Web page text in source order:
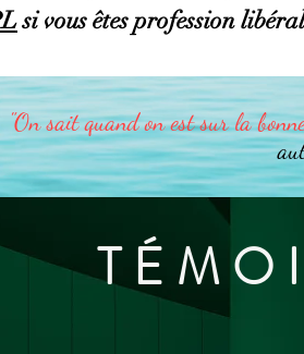
si vous êtes profession
"On sait quand on est sur la
bilan de compétence avec Cécilia, que je